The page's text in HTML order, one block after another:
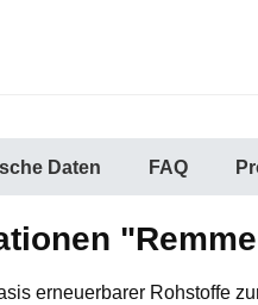
Daten FAQ
erneuerbarer Rohstoffe